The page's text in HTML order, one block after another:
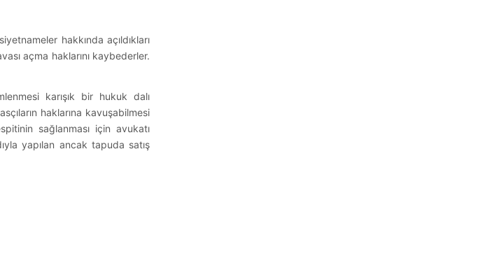
hakkında açıldıkları
açma haklarını kaybederler.
karışık bir hukuk dalı
haklarına kavuşabilmesi
sağlanması için avukatı
yapılan ancak tapuda satış